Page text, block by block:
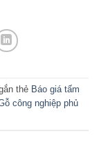
thẻ Báo giá tấm
công nghiệp phủ